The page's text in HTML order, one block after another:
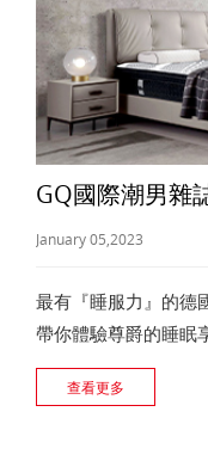
GQ國際潮男雜
January 05,2023
最有『睡服力』的德
帶你體驗尊爵的睡眠
國家具品牌」 了解更多
查看更多